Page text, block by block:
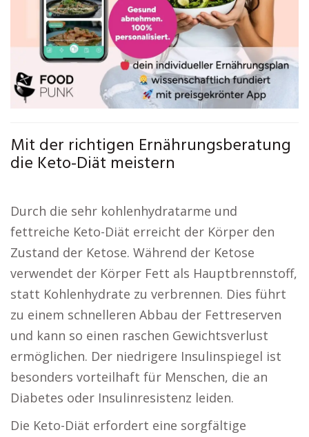
Mit der richtigen Ernährungsberatung
die Keto-Diät meistern
Durch die sehr kohlenhydratarme und
fettreiche Keto-Diät erreicht der Körper den
Zustand der Ketose. Während der Ketose
verwendet der Körper Fett als Hauptbrennstoff,
statt Kohlenhydrate zu verbrennen. Dies führt
zu einem schnelleren Abbau der Fettreserven
und kann so einen raschen Gewichtsverlust
ermöglichen. Der niedrigere Insulinspiegel ist
besonders vorteilhaft für Menschen, die an
Diabetes oder Insulinresistenz leiden.
Die Keto-Diät erfordert eine sorgfältige